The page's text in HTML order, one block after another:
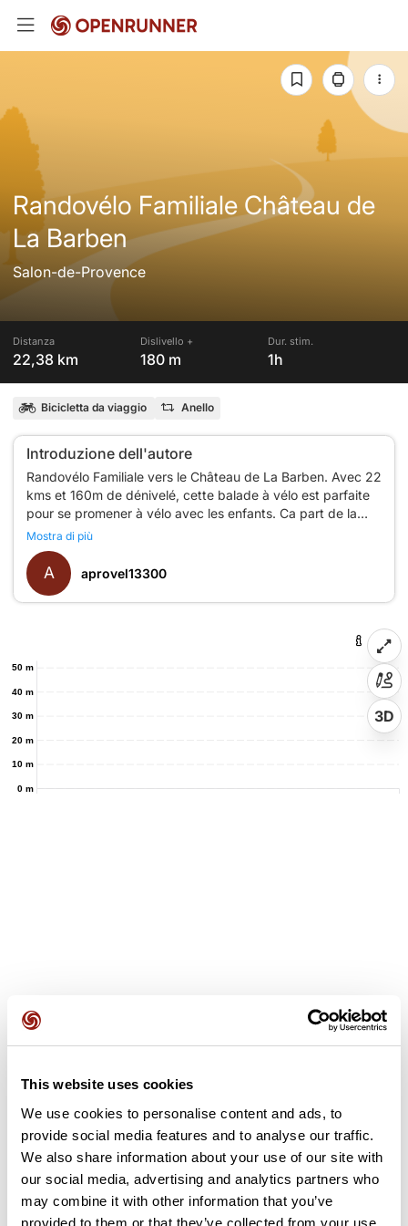
This website uses cookies
We use cookies to personalise content and ads, to
provide social media features and to analyse our traffic.
We also share information about your use of our site with
our social media, advertising and analytics partners who
may combine it with other information that you’ve
provided to them or that they’ve collected from your use
Randovélo Familiale Château de
La Barben
Salon-de-Provence
Distanza
22,38 km
Dislivello +
180 m
Dur. stim.
1h
Bicicletta da viaggio Anello
Introduzione dell'autore
Randovélo Familiale vers le Château de La Barben. Avec 22
kms et 160m de dénivelé, cette balade à vélo est parfaite
pour se promener à vélo avec les enfants. Ca part de la
mairie de Salon et ça passe essentiellement par de petites
routes calmes. Avec peu de dénivelé, même les enfants
peuvent suivre leurs parents. On peut faire une bonne
pause au Château de La Barben et rentrer tranquillement
Mostra di più
A aprovel13300
0 m
10 m
20 m
30 m
40 m
50 m
3D
Recensioni degli utenti
Questo percorso non contiene ancora alcuna recensione.
L'hai già effettuato? Sii il primo a inviare una recensione!